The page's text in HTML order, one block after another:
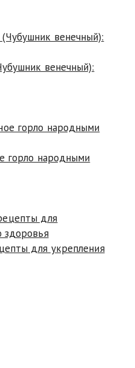
венечный):
горло народными
для укрепления